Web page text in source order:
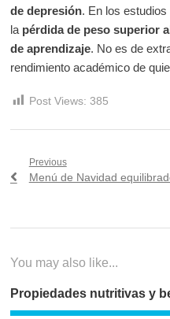
de depresión. En los
la pérdida de peso superior
de aprendizaje. No es de
rendimiento académico de
Post Views: 385
Navegación
entradas
Previous
Previous
Menú de Navidad
You may also like...
Propiedades nutritivas y